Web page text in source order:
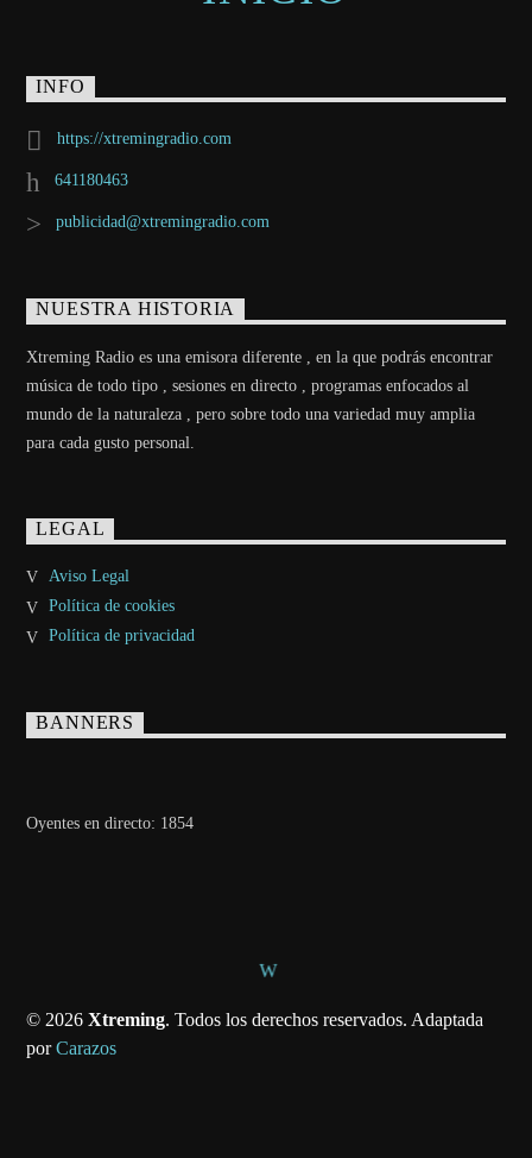
INFO
https://xtremingradio.com
641180463
publicidad@xtremingradio.com
NUESTRA HISTORIA
Xtreming Radio es una emisora diferente , en la que podrás encontrar
música de todo tipo , sesiones en directo , programas enfocados al
mundo de la naturaleza , pero sobre todo una variedad muy amplia
para cada gusto personal.
LEGAL
Aviso Legal
Política de cookies
Política de privacidad
BANNERS
Oyentes en directo: 1854
© 2026 Xtreming. Todos los derechos reservados. Adaptada
porCarazos